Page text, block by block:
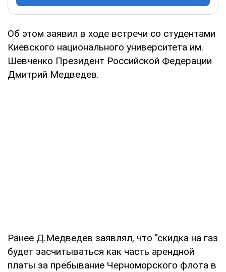
Об этом заявил в ходе встречи со студентами
Киевского национального университета им.
Шевченко Президент Российской Федерации
Дмитрий Медведев.
Ранее Д.Медведев заявлял, что "скидка на газ
будет засчитываться как часть арендной
платы за пребывание Черноморского флота в